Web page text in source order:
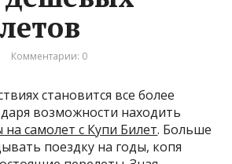
Комментарии: 0
становится все более
возможности находить
самолет c Купи Билет. Больше
поездку на годы, копя